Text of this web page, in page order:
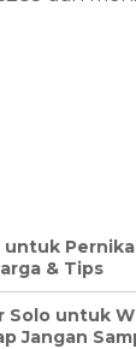
untuk
& Tips
Solo untuk
Jangan